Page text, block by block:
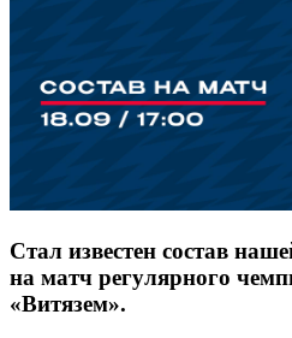
Стал известен состав
на матч регулярного
«Витязем».